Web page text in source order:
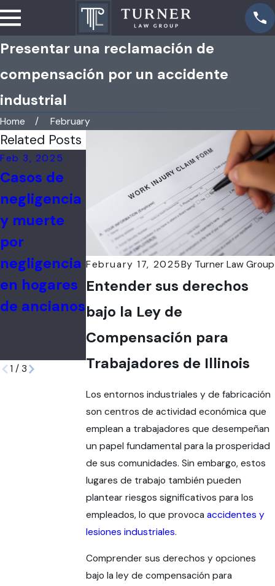
Presentar una reclamación de
compensación por un accidente
industrial
Home February
February 17, 2025By Turner Law Group
Entender sus derechos
bajo la Ley de
Compensación para
Trabajadores de Illinois
Los entornos industriales y de fabricación
son centros de actividad económica que
emplean a trabajadores que desempeñan
un papel fundamental para la prosperidad
de sus comunidades. Sin embargo, estos
lugares de trabajo también pueden
plantear riesgos significativos para los
empleados, lo que provocaaccidentes y
lesiones industriales.
Comprender sus derechos y opciones
bajo la ley de compensación para
Related Posts
Feb 3, 2025
Casos de
negligencia
y muerte
por
negligencia
en hogares
de ancianos
Responsabil
idad por
accidente
de auto:
determinac
ión de la
culpa y la
responsabili
Mar 7, 2023
¿Debería
presentar
una
demanda
por
negligencia
médica?
1 / 3